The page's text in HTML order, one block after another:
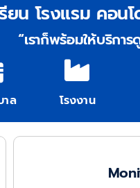
รียน โรงแรม คอ
“เราก็พร้อมให้บริก
าล โรงงาน